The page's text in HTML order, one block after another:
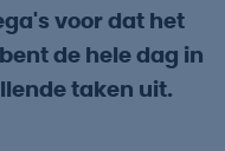
voor dat het
de hele dag in
taken uit.